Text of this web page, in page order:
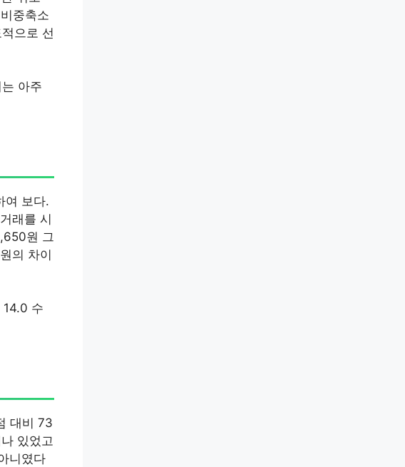
중축소
으로 선
아주
여 보다.
래를 시
원 그
의 차이
14.0 수
대비 73
있었고
니였다